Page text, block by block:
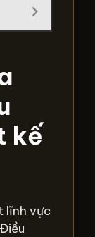
kế
lĩnh vực